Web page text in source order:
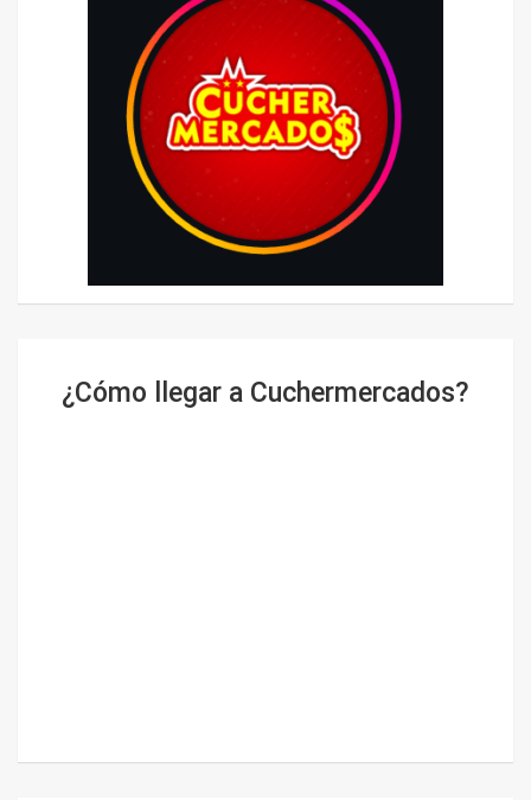
¿Cómo llegar a Cuchermercados?